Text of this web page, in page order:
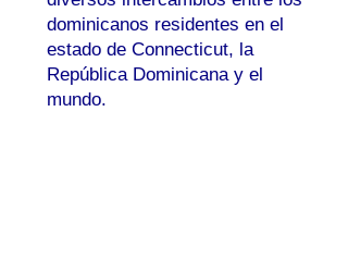
dominicanos residentes en el
estado de Connecticut, la
República Dominicana y el
mundo.